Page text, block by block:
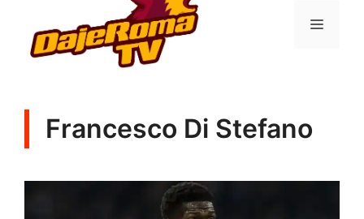
contenuto
MENU
Francesco Di Stefano